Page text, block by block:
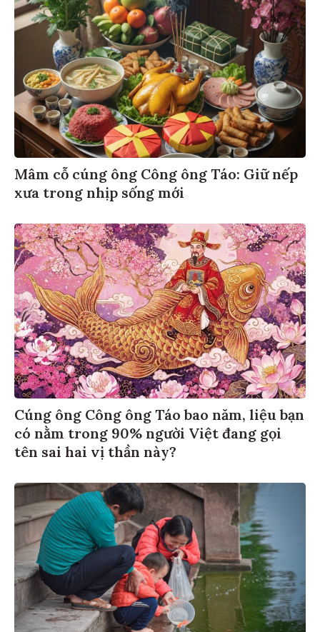
Mâm cỗ cúng ông Công ông Táo: Giữ nếp
xưa trong nhịp sống mới
Cúng ông Công ông Táo bao năm, liệu bạn
có nằm trong 90% người Việt đang gọi
tên sai hai vị thần này?